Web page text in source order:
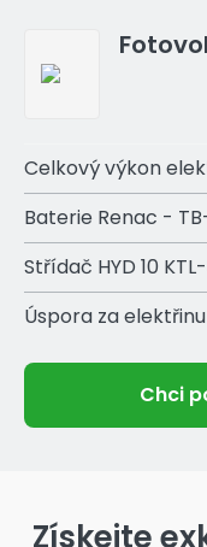
Celkový výkon
Baterie Renac -
Střídač HYD 10
Úspora za
Chci
Získejte